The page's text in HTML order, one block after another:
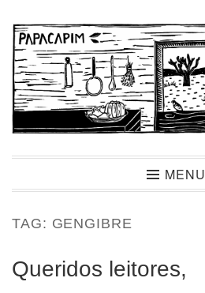
para
conteúdo
PapacapimMENU
TAG: GENGIBRE
Queridos leitores,